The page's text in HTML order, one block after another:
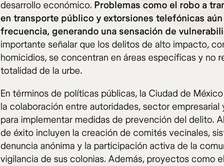
desarrollo económico. Problemas como el robo a
en transporte público y extorsiones telefónicas
frecuencia, generando una sensación de
importante señalar que los delitos de alto impacto,
homicidios, se concentran en áreas específicas y no
totalidad de la urbe.
En términos de políticas públicas, la Ciudad de
la colaboración entre autoridades, sector empresarial
para implementar medidas de prevención del delito.
de éxito incluyen la creación de comités vecinales,
denuncia anónima y la participación activa de la
vigilancia de sus colonias. Además, proyectos como